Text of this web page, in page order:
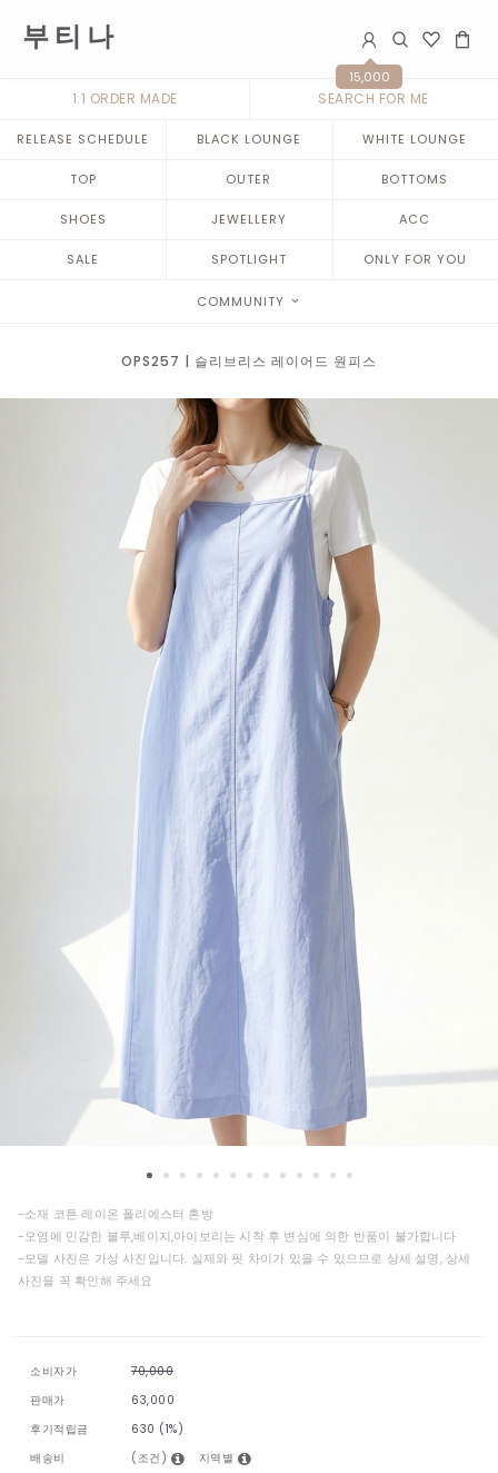
부 티 나
15,000
1:1 ORDER MADE SEARCH FOR ME
RELEASE SCHEDULE BLACK LOUNGE WHITE LOUNGE
TOP OUTER BOTTOMS
SHOES JEWELLERY ACC
SALE SPOTLIGHT ONLY FOR YOU
COMMUNITY
OPS257 | 슬리브리스 레이어드 원피스
-소재 코튼 레이온 폴리에스터 혼방
-오염에 민감한 블루,베이지,아이보리는 시착 후 변심에 의한 반품이 불가합니다
-모델 사진은 가상 사진입니다. 실제와 핏 차이가 있을 수 있으므로 상세 설명, 상세
사진을 꼭 확인해 주세요
소비자가
70,000
판매가
63,000
후기적립금
630 (1%)
배송비
(조건) 지역별